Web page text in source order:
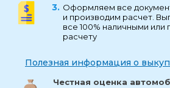
Оформляем все
и производим расчет.
все 100% наличными или
расчету
Полезная информация о
Честная оценка